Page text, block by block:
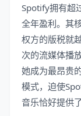
Spotify拥有超
全年盈利。其
权方的版税就
次的流媒体播
她成为最昂贵
模式，迫使
音乐恰好提供